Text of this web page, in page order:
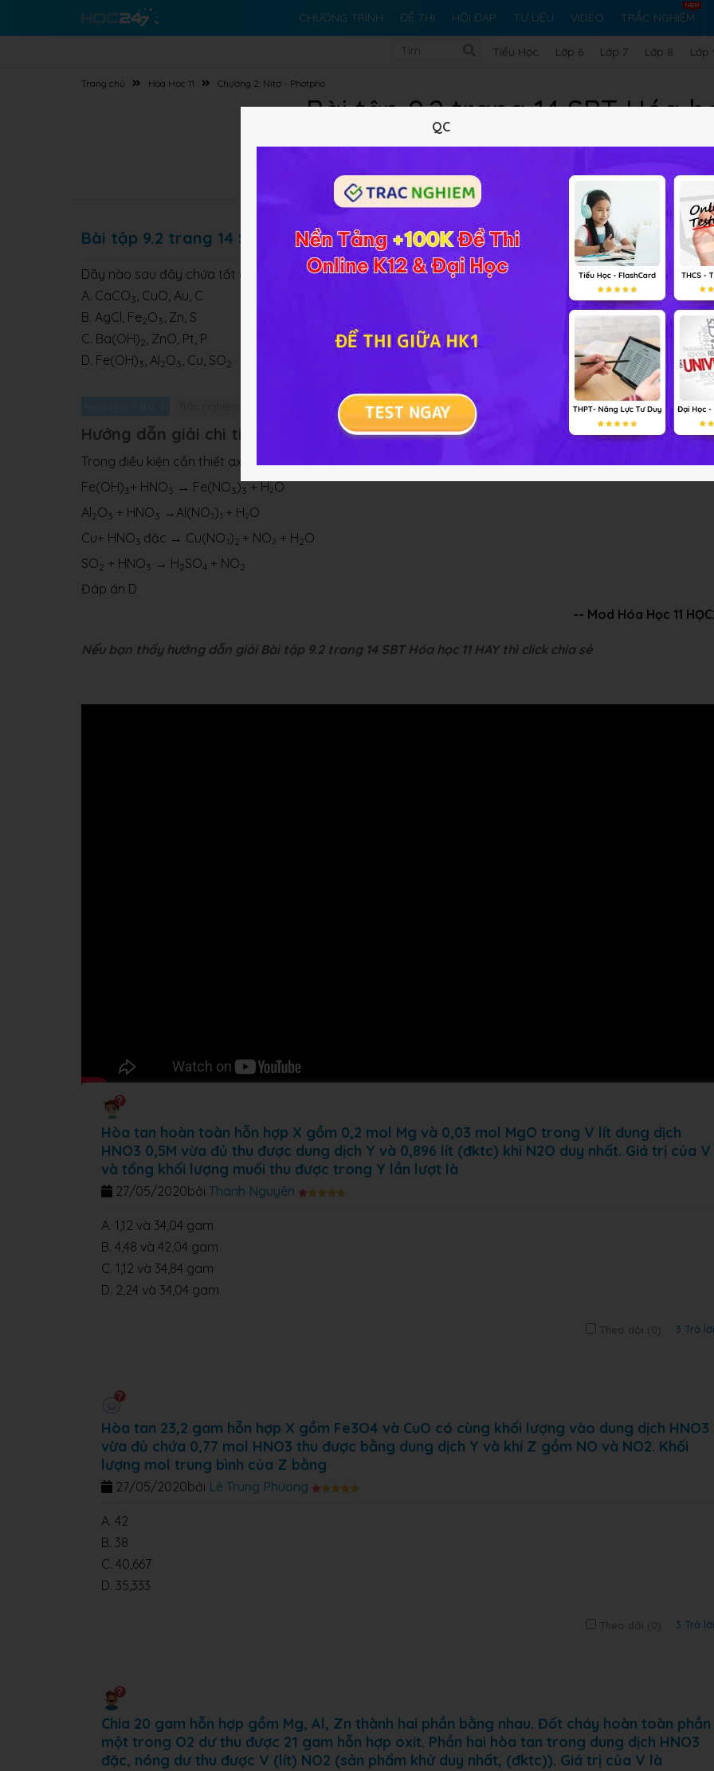
CHƯƠNG TRÌNH ĐỀ THI HỎI ĐÁP TƯ LIỆU VIDEO TRẮC NGHIỆM
Tiểu Học Lớp 6 Lớp 7 Lớp 8 Lớp
Trang chủ Hóa Học 11 Chương 2: Nitơ - Photpho
Bài tập 9.2 trang 14 SBT Hóa
10 trắc nghiệm
Lý thuyết 10Trắc nghiệm 29BT SGK 359
Bài tập 9.2 trang 14 SBT Hóa học 11
Dãy nào sau đây chứa tất cả các chất đều phản ứng được với axit nitric khi có đủ các điều kiện cần thiết?
A. CaCO3, CuO, Au, C
B. AgCl, Fe2O3, Zn, S
C. Ba(OH)2, ZnO, Pt, P
D. Fe(OH)3, Al 2O3, Cu, SO2
Giải bài tập Hóa học 11 Bài 9
Hướng dẫn giải chi tiết bài 9.2
Trong điều kiện cần thiết axit nitric phản ứng được với Fe(OH)3, Al2O3, Cu, SO2
Fe(OH)3+ HNO3 → Fe(NO3)3 + H2O
Al 2O3 + HNO3 →Al(NO3)3 + H2O
Cu+ HNO3 đặc → Cu(NO3)2 + NO2 + H2O
SO2 + HNO3 → H2SO4 + NO2
Đáp án D
-- Mod Hóa Học 11
Nếu bạn thấy hướng dẫn giải Bài tập 9.2 trang 14 SBT Hóa học 11 HAY thì click chia sẻ
Hòa tan hoàn toàn hỗn hợp X gồm 0,2 mol Mg và 0,03 mol MgO trong V lít dung dịch
HNO3 0,5M vừa đủ thu được dung dịch Y và 0,896 lít (đktc) khi N2O duy nhất. Giá trị của V
và tổng khối lượng muối thu được trong Y lần lượt là
bởi Thanh Nguyên
27/05/2020
A. 1,12 và 34,04 gam
B. 4,48 và 42,04 gam
C. 1,12 và 34,84 gam
D. 2,24 và 34,04 gam
Theo dõi (0) 3 Trả lời
Hòa tan 23,2 gam hỗn hợp X gồm Fe3O4 và CuO có cùng khối lượng vào dung dịch HNO3
vừa đủ chứa 0,77 mol HNO3 thu được bằng dung dịch Y và khí Z gồm NO và NO2. Khối
lượng mol trung bình của Z bằng
bởi Lê Trung Phuong
27/05/2020
A. 42
B. 38
C. 40,667
D. 35,333
Theo dõi (0) 3 Trả lời
Chia 20 gam hỗn hợp gồm Mg, Al, Zn thành hai phần bằng nhau. Đốt cháy hoàn toàn phần
một trong O2 dư thu được 21 gam hỗn hợp oxit. Phần hai hòa tan trong dung dịch HNO3
đặc, nóng dư thu được V (lít) NO2 (sản phẩm khử duy nhất, (đktc)). Giá trị của V là
QC